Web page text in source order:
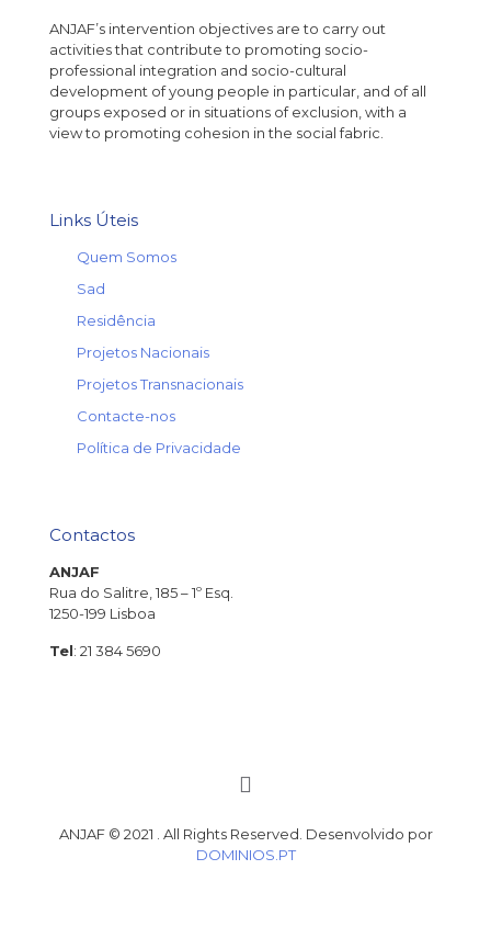
ANJAF’s intervention objectives are to carry out
activities that contribute to promoting socio-
professional integration and socio-cultural
development of young people in particular, and of all
groups exposed or in situations of exclusion, with a
view to promoting cohesion in the social fabric.
Links Úteis
Quem Somos
Sad
Residência
Projetos Nacionais
Projetos Transnacionais
Contacte-nos
Política de Privacidade
Contactos
ANJAF
Rua do Salitre, 185 – 1º Esq.
1250-199 Lisboa
Tel: 21 384 5690
ANJAF © 2021 . All Rights Reserved. Desenvolvido por
DOMINIOS.PT